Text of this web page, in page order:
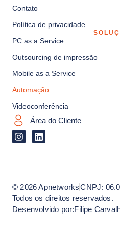
Contato
Política de privacidade
PC as a Service​
Outsourcing de impressão
Mobile as a Service​
Automação
Videoconferência
Área do Cliente
© 2026 Apnetworks CNPJ:
Todos os direitos reservados.
Desenvolvido por:Filipe